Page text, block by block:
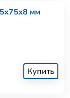
мм
Купить